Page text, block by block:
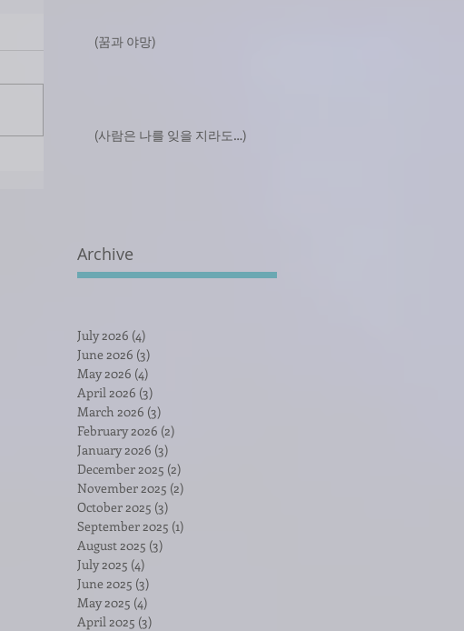
(꿈과 야망)
(사람은 나를 잊을 지라도…)
Archive
July 2026 (4)
June 2026 (3)
May 2026 (4)
April 2026 (3)
March 2026 (3)
February 2026 (2)
January 2026 (3)
December 2025 (2)
November 2025 (2)
October 2025 (3)
September 2025 (1)
August 2025 (3)
July 2025 (4)
June 2025 (3)
May 2025 (4)
April 2025 (3)